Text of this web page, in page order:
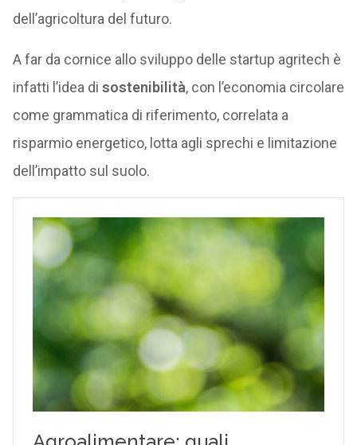
dell’agricoltura del futuro.
A far da cornice allo sviluppo delle startup agritech è
infatti l’idea di sostenibilità, con l’economia circolare
come grammatica di riferimento, correlata a
risparmio energetico, lotta agli sprechi e limitazione
dell’impatto sul suolo.